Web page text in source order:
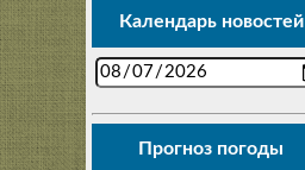
Календарь новостей
Прогноз погоды